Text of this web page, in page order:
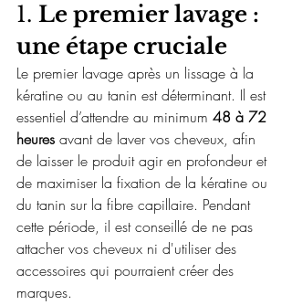
1. Le premier lavage :
une étape cruciale
Le premier lavage après un lissage à la
kératine ou au tanin est déterminant. Il est
essentiel d’attendre au minimum 48 à 72
heures avant de laver vos cheveux, afin
de laisser le produit agir en profondeur et
de maximiser la fixation de la kératine ou
du tanin sur la fibre capillaire. Pendant
cette période, il est conseillé de ne pas
attacher vos cheveux ni d'utiliser des
accessoires qui pourraient créer des
marques.